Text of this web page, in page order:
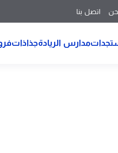
اتصل بنا
مدارس الريادةجذاذات